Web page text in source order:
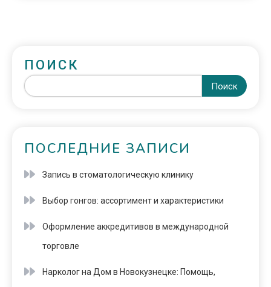
ПОИСК
Поиск
ПОСЛЕДНИЕ ЗАПИСИ
Запись в стоматологическую клинику
Выбор гонгов: ассортимент и характеристики
Оформление аккредитивов в международной
торговле
Нарколог на Дом в Новокузнецке: Помощь,